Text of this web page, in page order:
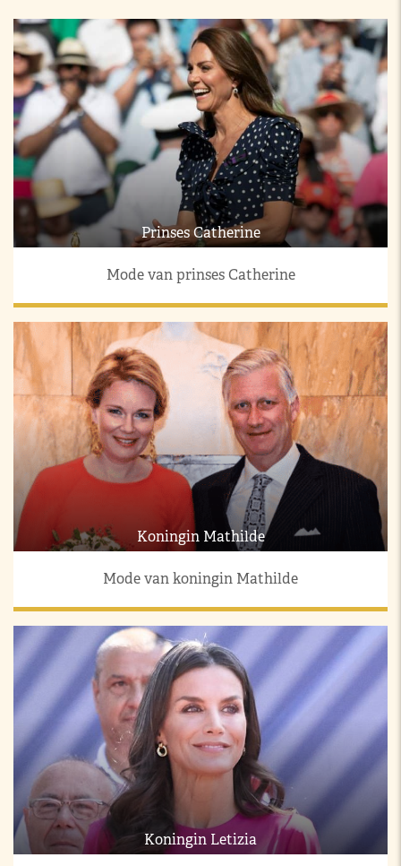
Prinses Catherine
Mode van prinses Catherine
Koningin Mathilde
Mode van koningin Mathilde
Koningin Letizia